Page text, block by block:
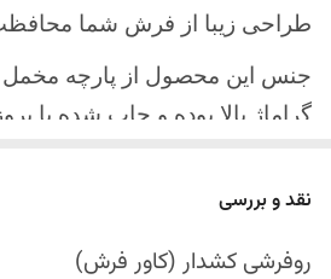
طراحی زیبا از فرش شما
جنس این محصول از پارچه
گراماژ بالا بوده و چاپ شده با
چهار گوشه این محصول با کش
نقد و بررسی
روفرشی کشدار (کاور فرش)